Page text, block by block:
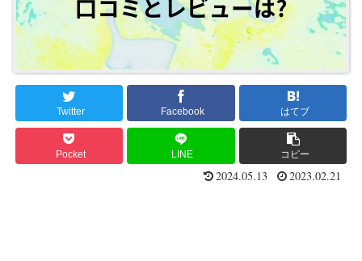
Twitter Facebook はてブ
Pocket LINE コピー
2024.05.13 2023.02.21